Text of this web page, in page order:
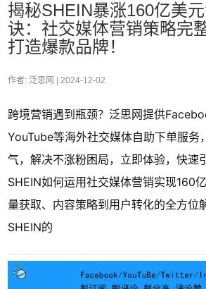
揭秘SHEIN暴涨160亿美
诀：社交媒体营销策略完
打造爆款品牌！
作者: 泛思网 | 2024-12-02
跨境营销遇到瓶颈？泛思网提供
YouTube等海外社交媒体自助下单服务
气，解决不涨粉困局，立即体验，快速
SHEIN如何运用社交媒体营销实现160
量获取、内容策略到用户转化的全方位
SHEIN的